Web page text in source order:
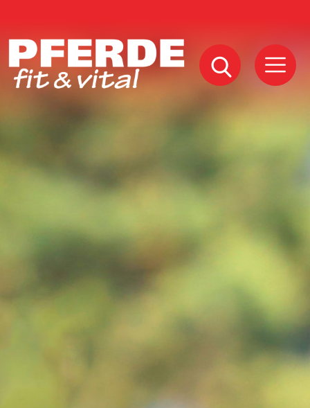
Pferde
Fit